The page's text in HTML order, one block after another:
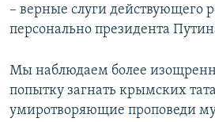
– верные слуги действующего
персонально президента
Мы наблюдаем более
попытку загнать крымских
умиротворяющие проповеди